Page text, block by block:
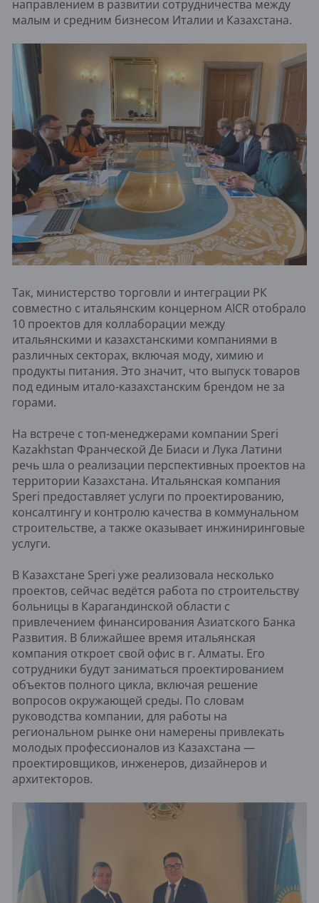
направлением в развитии сотрудничества между
малым и средним бизнесом Италии и Казахстана.
Так, министерство торговли и интеграции РК
совместно с итальянским концерном AIСR отобрало
10 проектов для коллаборации между
итальянскими и казахстанскими компаниями в
различных секторах, включая моду, химию и
продукты питания. Это значит, что выпуск товаров
под единым итало-казахстанским брендом не за
горами.
На встрече с топ-менеджерами компании Speri
Kazakhstan Франческой Де Биаси и Лука Латини
речь шла о реализации перспективных проектов на
территории Казахстана. Итальянская компания
Speri предоставляет услуги по проектированию,
консалтингу и контролю качества в коммунальном
строительстве, а также оказывает инжиниринговые
услуги.
В Казахстане Speri уже реализовала несколько
проектов, сейчас ведётся работа по строительству
больницы в Карагандинской области с
привлечением финансирования Азиатского Банка
Развития. В ближайшее время итальянская
компания откроет свой офис в г. Алматы. Его
сотрудники будут заниматься проектированием
объектов полного цикла, включая решение
вопросов окружающей среды. По словам
руководства компании, для работы на
региональном рынке они намерены привлекать
молодых профессионалов из Казахстана —
проектировщиков, инженеров, дизайнеров и
архитекторов.